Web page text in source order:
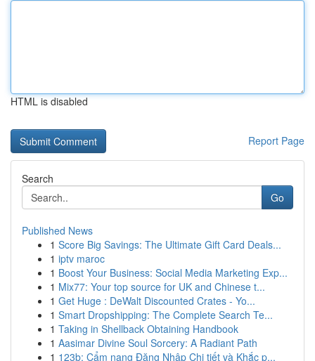
HTML is disabled
Report Page
Search
Go
Published News
1 Score Big Savings: The Ultimate Gift Card Deals...
1 iptv maroc
1 Boost Your Business: Social Media Marketing Exp...
1 Mix77: Your top source for UK and Chinese t...
1 Get Huge : DeWalt Discounted Crates - Yo...
1 Smart Dropshipping: The Complete Search Te...
1 Taking in Shellback Obtaining Handbook
1 Aasimar Divine Soul Sorcery: A Radiant Path
1 123b: Cẩm nang Đăng Nhập Chi tiết và Khắc p...